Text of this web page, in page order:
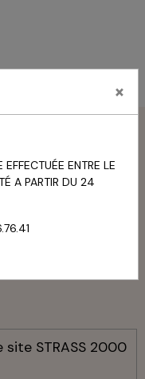
STRASS 2000
×
ENTRE LE
A PARTIR DU 24